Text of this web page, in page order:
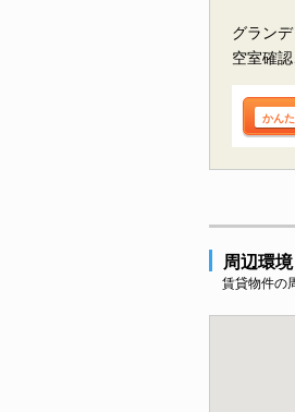
グラン
空室確
かんた
周辺環
賃貸物件の